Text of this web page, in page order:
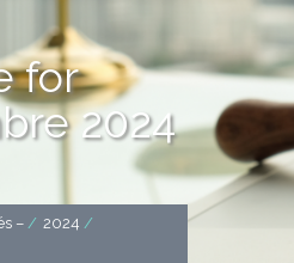
for
2024
– / 2024 /